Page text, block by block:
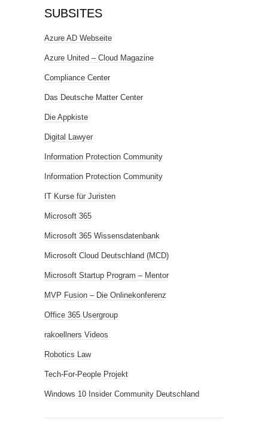
SUBSITES
Azure AD Webseite
Azure United – Cloud Magazine
Compliance Center
Das Deutsche Matter Center
Die Appkiste
Digital Lawyer
Information Protection Community
Information Protection Community
IT Kurse für Juristen
Microsoft 365
Microsoft 365 Wissensdatenbank
Microsoft Cloud Deutschland (MCD)
Microsoft Startup Program – Mentor
MVP Fusion – Die Onlinekonferenz
Office 365 Usergroup
rakoellners Videos
Robotics Law
Tech-For-People Projekt
Windows 10 Insider Community Deutschland